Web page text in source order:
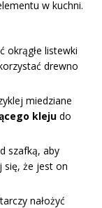
w kuchni.
okrągłe listewki
drewno
miedziane
kleju do
szafką, aby
się, że jest on
nałożyć